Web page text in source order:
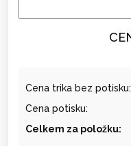
Cena trika bez potisku:
Cena potisku:
Celkem za položku: